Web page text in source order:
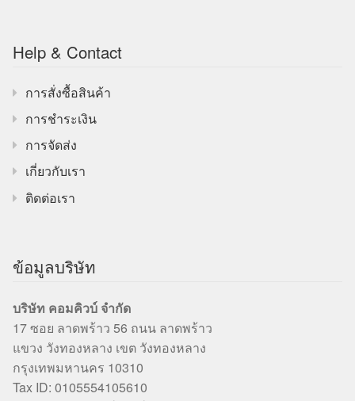
Help & Contact
การสั่งซื้อสินค้า
การชำระเงิน
การจัดส่ง
เกี่ยวกับเรา
ติดต่อเรา
ข้อมูลบริษัท
บริษัท คอมคิวบ์ จำกัด
17 ซอย ลาดพร้าว 56 ถนน ลาดพร้าว
แขวง วังทองหลาง เขต วังทองหลาง
กรุงเทพมหานคร 10310
Tax ID: 0105554105610